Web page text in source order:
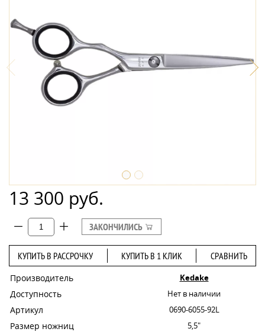
13 300 руб.
ЗАКОНЧИЛИСЬ
КУПИТЬ В РАССРОЧКУ КУПИТЬ В 1 КЛИК СРАВНИТЬ
Производитель Kedake
Доступность Нет в наличии
Артикул 0690-6055-92L
Размер ножниц 5,5"